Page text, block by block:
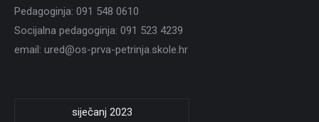
Pedagoginja: 091 548 0610
Socijalna pedagoginja: 091 523 4239
email: ured@os-prva-petrinja.skole.hr
siječanj 2023